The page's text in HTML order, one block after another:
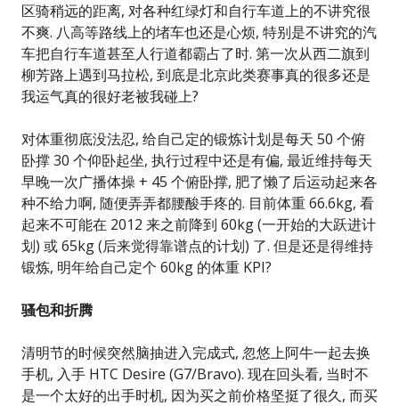
区骑稍远的距离, 对各种红绿灯和自行车道上的不讲究很
不爽. 八高等路线上的堵车也还是心烦, 特别是不讲究的汽
车把自行车道甚至人行道都霸占了时. 第一次从西二旗到
柳芳路上遇到马拉松, 到底是北京此类赛事真的很多还是
我运气真的很好老被我碰上?
对体重彻底没法忍, 给自己定的锻炼计划是每天 50 个俯
卧撑 30 个仰卧起坐, 执行过程中还是有偏, 最近维持每天
早晚一次广播体操 + 45 个俯卧撑, 肥了懒了后运动起来各
种不给力啊, 随便弄弄都腰酸手疼的. 目前体重 66.6kg, 看
起来不可能在 2012 来之前降到 60kg (一开始的大跃进计
划) 或 65kg (后来觉得靠谱点的计划) 了. 但是还是得维持
锻炼, 明年给自己定个 60kg 的体重 KPI?
骚包和折腾
清明节的时候突然脑抽进入完成式, 忽悠上阿牛一起去换
手机, 入手 HTC Desire (G7/Bravo). 现在回头看, 当时不
是一个太好的出手时机, 因为买之前价格坚挺了很久, 而买